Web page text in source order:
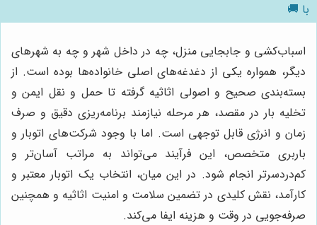
با 🚚
اسباب‌کشی و جابجایی منزل، چه در داخل شهر و چه به شهرهای
دیگر، همواره یکی از دغدغه‌های اصلی خانواده‌ها بوده است. از
بسته‌بندی صحیح و اصولی اثاثیه گرفته تا حمل و نقل ایمن و
تخلیه بار در مقصد، هر مرحله نیازمند برنامه‌ریزی دقیق و صرف
زمان و انرژی قابل توجهی است. اما با وجود شرکت‌های اتوبار و
باربری متخصص، این فرآیند می‌تواند به مراتب آسان‌تر و
کم‌دردسرتر انجام شود. در این میان، انتخاب یک اتوبار معتبر و
کارآمد، نقش کلیدی در تضمین سلامت و امنیت اثاثیه و همچنین
صرفه‌جویی در وقت و هزینه ایفا می‌کند.